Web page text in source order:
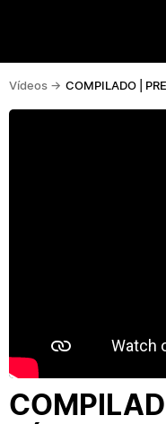
Vídeos -> COMPILADO |